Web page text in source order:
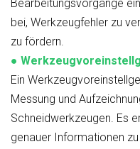
Bearbeitungsvorgänge
bei, Werkzeugfehler zu
zu fördern.
●
Ein
Messung und
Schneidwerkzeugen. Es
genauer Informationen